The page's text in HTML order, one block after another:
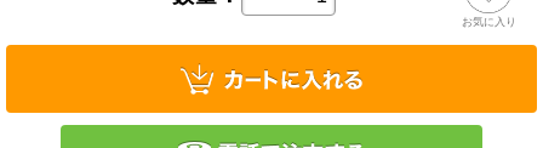
お気に入り